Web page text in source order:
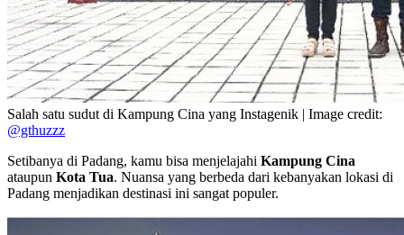
Salah satu sudut di Kampung Cina yang Instagenik | Image credit:
@gthuzzz
Setibanya di Padang, kamu bisa menjelajahi Kampung Cina
ataupun Kota Tua. Nuansa yang berbeda dari kebanyakan lokasi di
Padang menjadikan destinasi ini sangat populer.